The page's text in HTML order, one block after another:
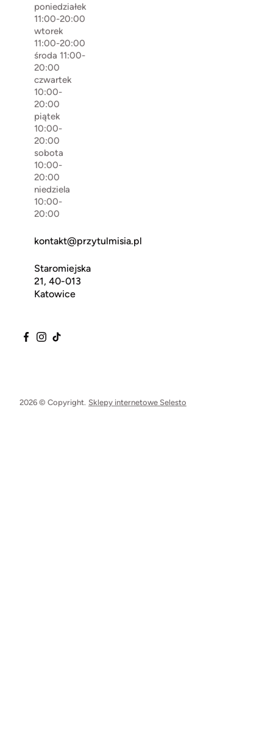
poniedziałek
11:00-20:00
wtorek
11:00-20:00
środa 11:00-
20:00
czwartek
10:00-
20:00
piątek
10:00-
20:00
sobota
10:00-
20:00
niedziela
10:00-
20:00
kontakt@przytulmisia.pl
Staromiejska
21, 40-013
Katowice
2026 © Copyright. Sklepy internetowe Selesto